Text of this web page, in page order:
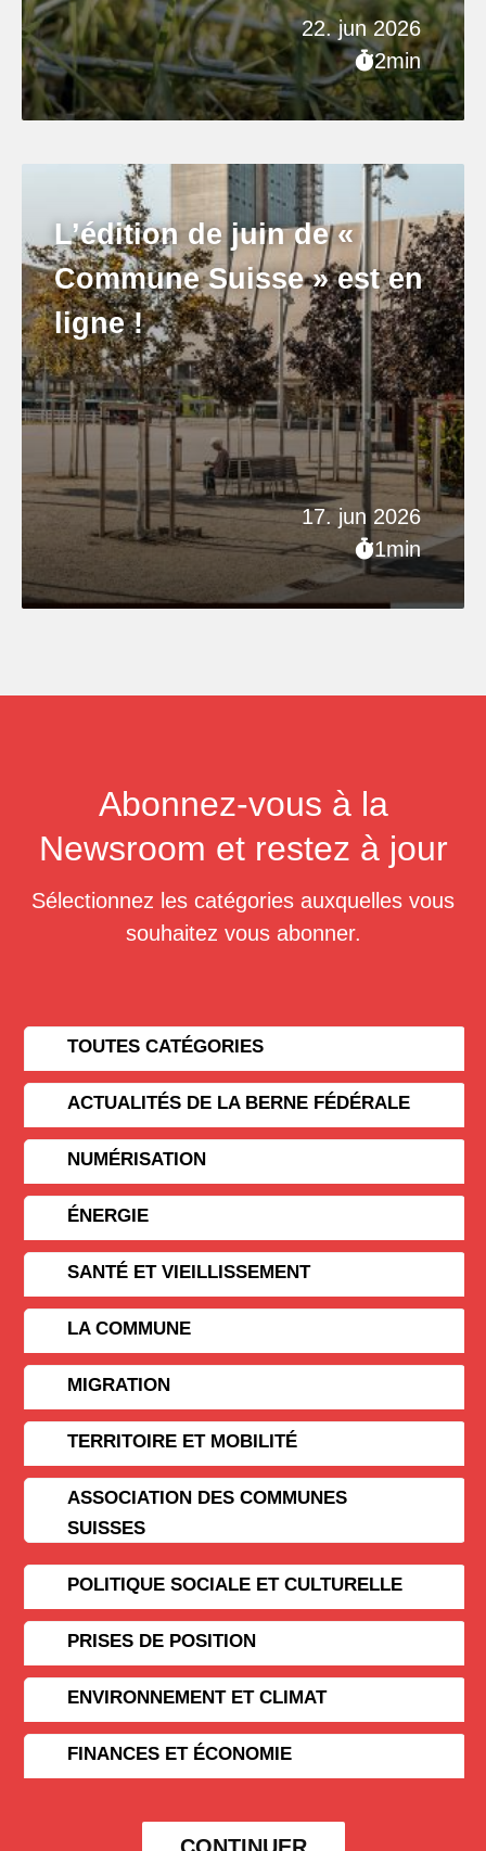
22. jun 2026
2min
17. jun 2026
1min
L’édition de juin de «
Commune Suisse » est en
ligne !
Abonnez-vous à la
Newsroom et restez à jour
Sélectionnez les catégories auxquelles vous
souhaitez vous abonner.
TOUTES CATÉGORIES
ACTUALITÉS DE LA BERNE FÉDÉRALE
NUMÉRISATION
ÉNERGIE
SANTÉ ET VIEILLISSEMENT
LA COMMUNE
MIGRATION
TERRITOIRE ET MOBILITÉ
ASSOCIATION DES COMMUNES
SUISSES
POLITIQUE SOCIALE ET CULTURELLE
PRISES DE POSITION
ENVIRONNEMENT ET CLIMAT
FINANCES ET ÉCONOMIE